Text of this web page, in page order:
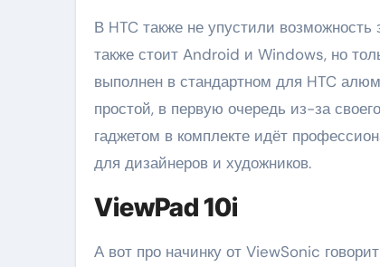
В HTC также не упустили
также стоит Android и Windows, но
выполнен в стандартном для HTC
простой, в первую очередь из-за
гаджетом в комплекте идёт
для дизайнеров и художников.
ViewPad 10i
А вот про начинку от ViewSonic